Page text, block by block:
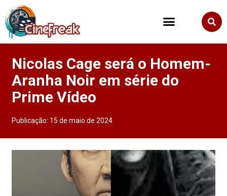
Nicolas Cage será o Homem-
Aranha Noir em série do
Prime Vídeo
Publicação: 15 de maio de 2024